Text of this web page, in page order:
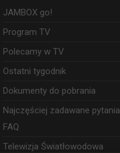
JAMBOX go!
Program TV
Polecamy w TV
Ostatni tygodnik
Dokumenty do pobrania
Najczęściej zadawane pytania
FAQ
Telewizja Światłowodowa